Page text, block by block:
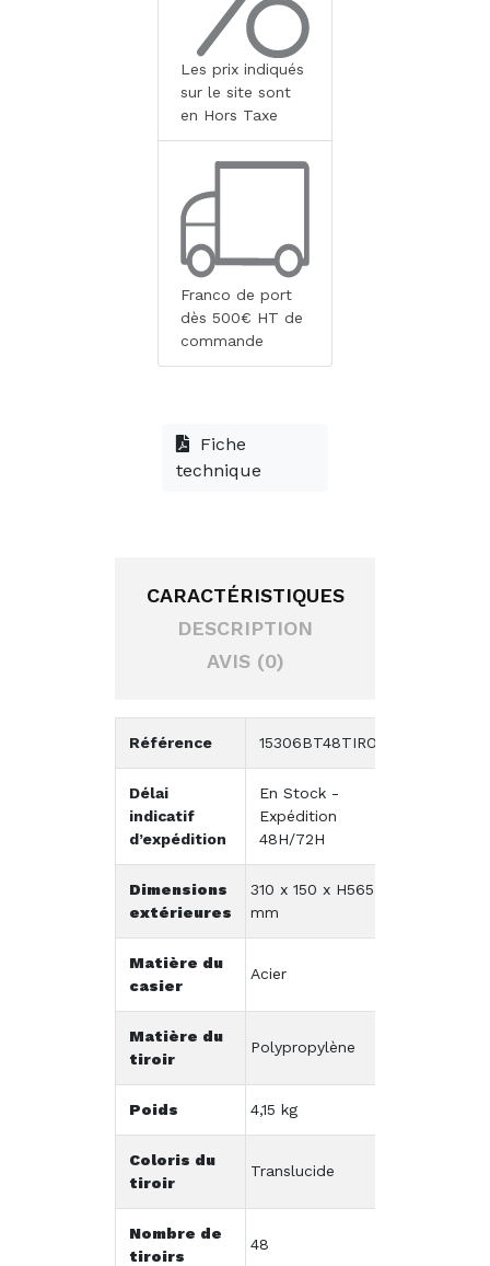
Les prix indiqués
sur le site sont
en Hors Taxe
Franco de port
dès 500€ HT de
commande
Fiche
technique
CARACTÉRISTIQUES
DESCRIPTION
AVIS (0)
Référence 15306BT48TIRO
Délai
indicatif
d’expédition
En Stock -
Expédition
48H/72H
Dimensions
extérieures
310 x 150 x H565
mm
Matière du
casier
Acier
Matière du
tiroir
Polypropylène
Poids 4,15 kg
Coloris du
tiroir
Translucide
Nombre de
tiroirs
48